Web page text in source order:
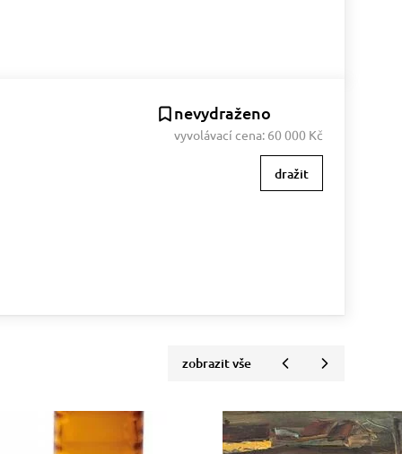
nevydraženo
vyvolávací cena: 60 000 Kč
dražit
zobrazit vše